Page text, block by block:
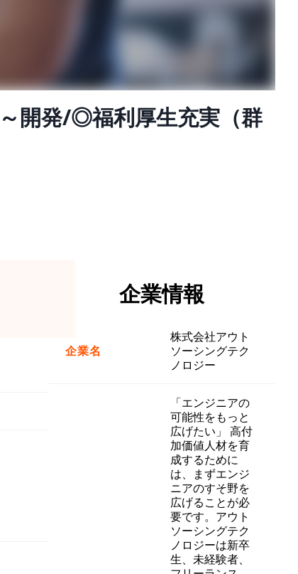
開発/◎福利厚生充実（群
企業情報
企業名
株式会社アウト
ソーシングテク
ノロジー
「エンジニアの
可能性をもっと
広げたい」 高付
加価値人材を育
成するために
は、まずエンジ
ニアのすそ野を
広げることが必
要です。アウト
ソーシングテク
ノロジーは新卒
生、未経験者、